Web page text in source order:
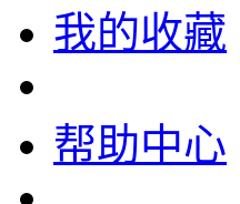
我的收藏
帮助中心